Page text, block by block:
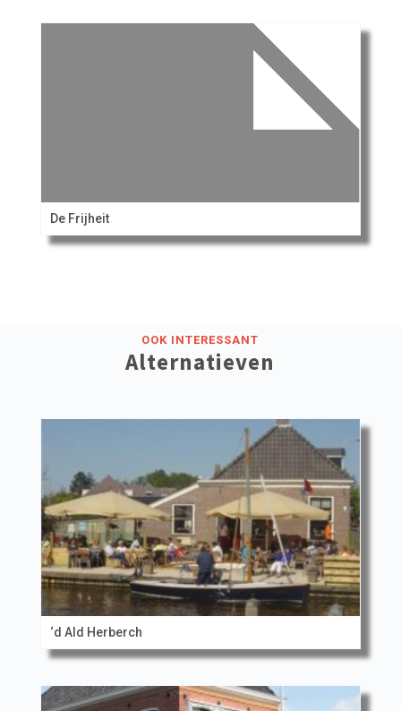
De Frijheit
OOK INTERESSANT
Alternatieven
‘d Ald Herberch